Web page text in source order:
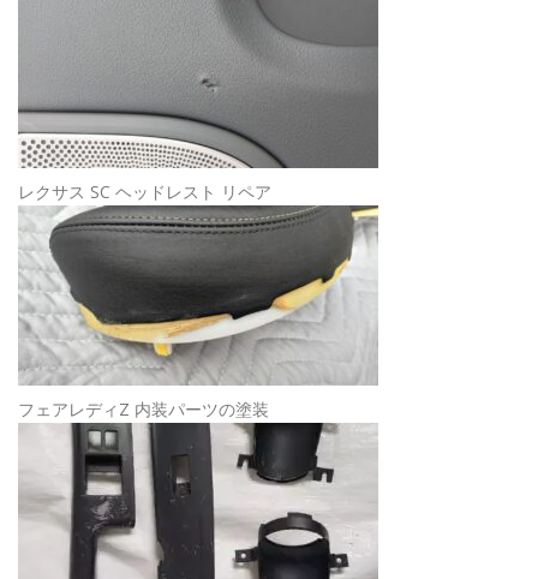
レクサス SC ヘッドレスト リペア
フェアレディZ 内装パーツの塗装